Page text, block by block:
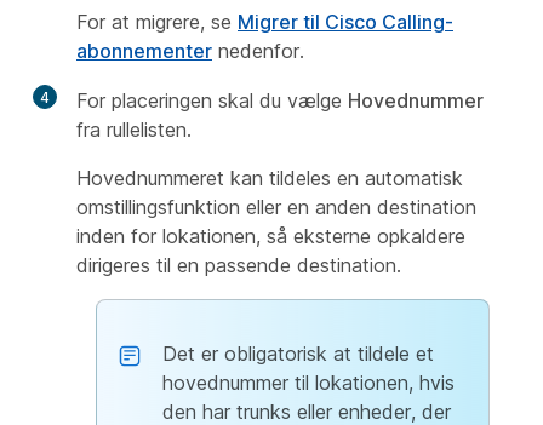
For at migrere, se Migrer til Cisco Calling-
abonnementer nedenfor.
4 For placeringen skal du vælge Hovednummer
fra rullelisten.
Hovednummeret kan tildeles en automatisk
omstillingsfunktion eller en anden destination
inden for lokationen, så eksterne opkaldere
dirigeres til en passende destination.
Det er obligatorisk at tildele et
hovednummer til lokationen, hvis
den har trunks eller enheder, der